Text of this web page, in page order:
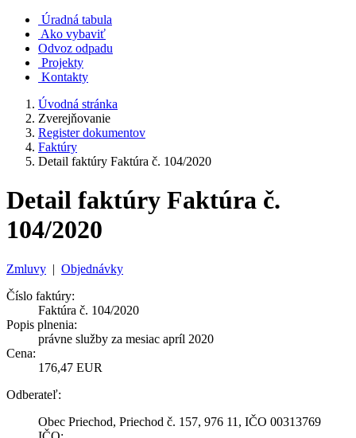
Úradná tabula
Ako vybaviť
Odvoz odpadu
Projekty
Kontakty
Úvodná stránka
Zverejňovanie
Register dokumentov
Faktúry
Detail faktúry Faktúra č. 104/2020
Detail faktúry Faktúra č.
104/2020
Zmluvy | Objednávky
Číslo faktúry:
Faktúra č. 104/2020
Popis plnenia:
právne služby za mesiac apríl 2020
Cena:
176,47 EUR
Odberateľ:
Obec Priechod, Priechod č. 157, 976 11, IČO 00313769